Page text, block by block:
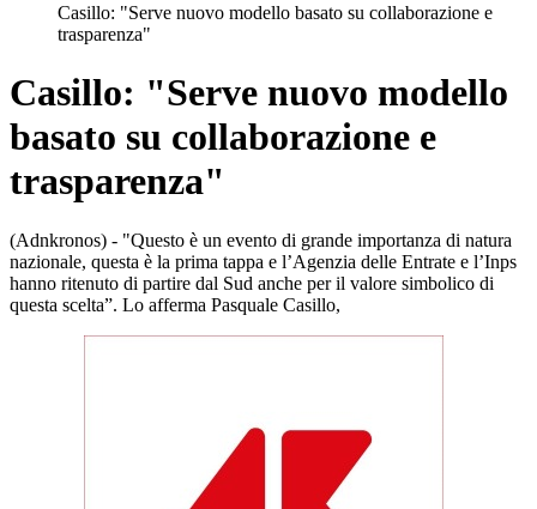
Casillo: "Serve nuovo modello basato su collaborazione e
trasparenza"
Casillo: "Serve nuovo modello
basato su collaborazione e
trasparenza"
(Adnkronos) - "Questo è un evento di grande importanza di natura
nazionale, questa è la prima tappa e l’Agenzia delle Entrate e l’Inps
hanno ritenuto di partire dal Sud anche per il valore simbolico di
questa scelta”. Lo afferma Pasquale Casillo,